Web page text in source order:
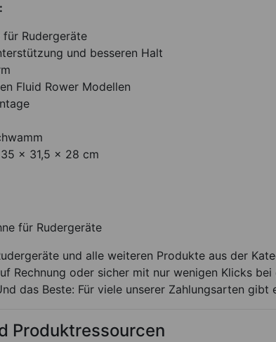
für Rudergeräte
und besseren Halt
Fluid Rower Modellen
x 31,5 x 28 cm
für Rudergeräte
und alle weiteren Produkte aus der
Rechnung oder sicher mit nur wenigen Klicks bei
das Beste: Für viele unserer Zahlungsarten gibt
Produktressourcen